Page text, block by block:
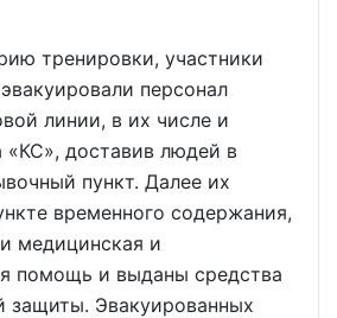
тренировки, участники
персонал
линии, в их числе и
«КС», доставив людей в
пункт. Далее их
временного содержания,
медицинская и
помощь и выданы средства
защиты. Эвакуированных